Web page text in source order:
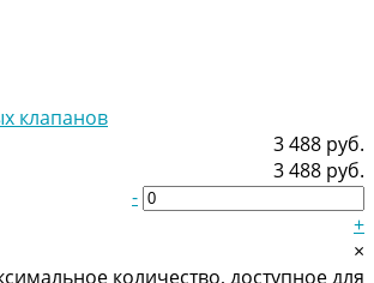
3 488 руб.
3 488 руб.
-
+
×
количество, доступное для